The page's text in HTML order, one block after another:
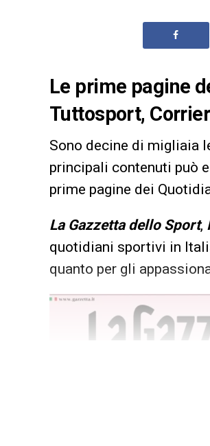
Le prime pagine
Tuttosport,
Sono decine di migliaia
principali contenuti può
prime pagine dei
La Gazzetta dello Sport,
quotidiani sportivi in
quanto per gli